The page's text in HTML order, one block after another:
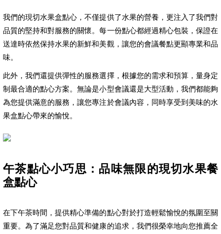
我們的現切水果盒點心，不僅提供了水果的營養，更注入了我們對
品質的堅持和對服務的關懷。每一份點心都經過精心包裝，保證在
送達時依然保持水果的新鮮和美觀，讓您的會議餐點更顯專業和品
味。
此外，我們還提供彈性的服務選擇，根據您的需求和預算，量身定
制最合適的點心方案。無論是小型會議還是大型活動，我們都能夠
為您提供滿意的服務，讓您專注於會議內容，同時享受到美味的水
果盒點心帶來的愉悅。
午茶點心小巧思：品味無限的現切水果餐
盒點心
在下午茶時間，提供精心準備的點心對於打造輕鬆愉悅的氛圍至關
重要。為了滿足您對品質和健康的追求，我們很榮幸地向您推薦全